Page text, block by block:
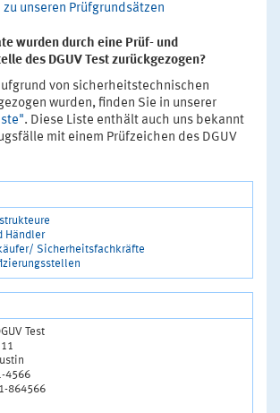
zu unseren Prüfgrundsätzen
wurden durch eine Prüf- und
des DGUV Test zurückgezogen?
von sicherheitstechnischen
wurden, finden Sie in unserer
. Diese Liste enthält auch uns bekannt
mit einem Prüfzeichen des DGUV
Händler
Sicherheitsfachkräfte
Test
4566
864566